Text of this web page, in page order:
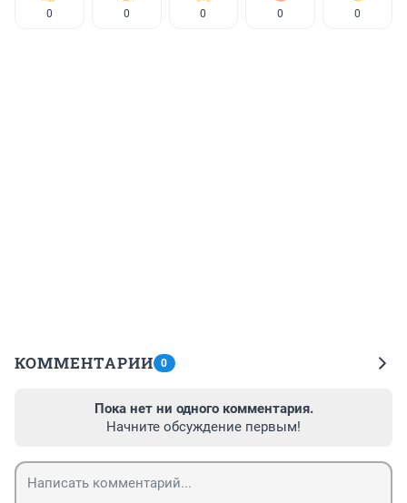
0 0 0 0 0
КОММЕНТАРИИ 0
Пока нет ни одного комментария.
Начните обсуждение первым!